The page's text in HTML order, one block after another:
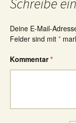
Schreibe
Deine E-Mail-
Felder sind mit *
Kommentar*